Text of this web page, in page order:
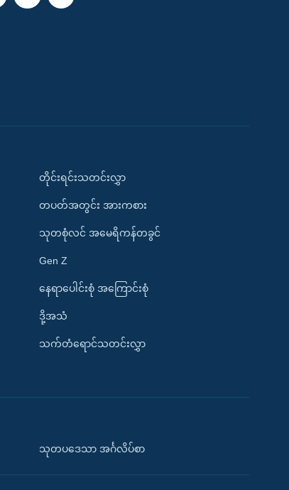
တိုင်းရင်းသတင်းလွှာ
တပတ်အတွင်း အားကစား
သုတစုံလင် အမေရိကန်တခွင်
Gen Z
နေရာပေါင်းစုံ အကြောင်းစုံ
ဒို့အသံ
သက်တံရောင်သတင်းလွှာ
သုတပဒေသာ အင်္ဂလိပ်စာ